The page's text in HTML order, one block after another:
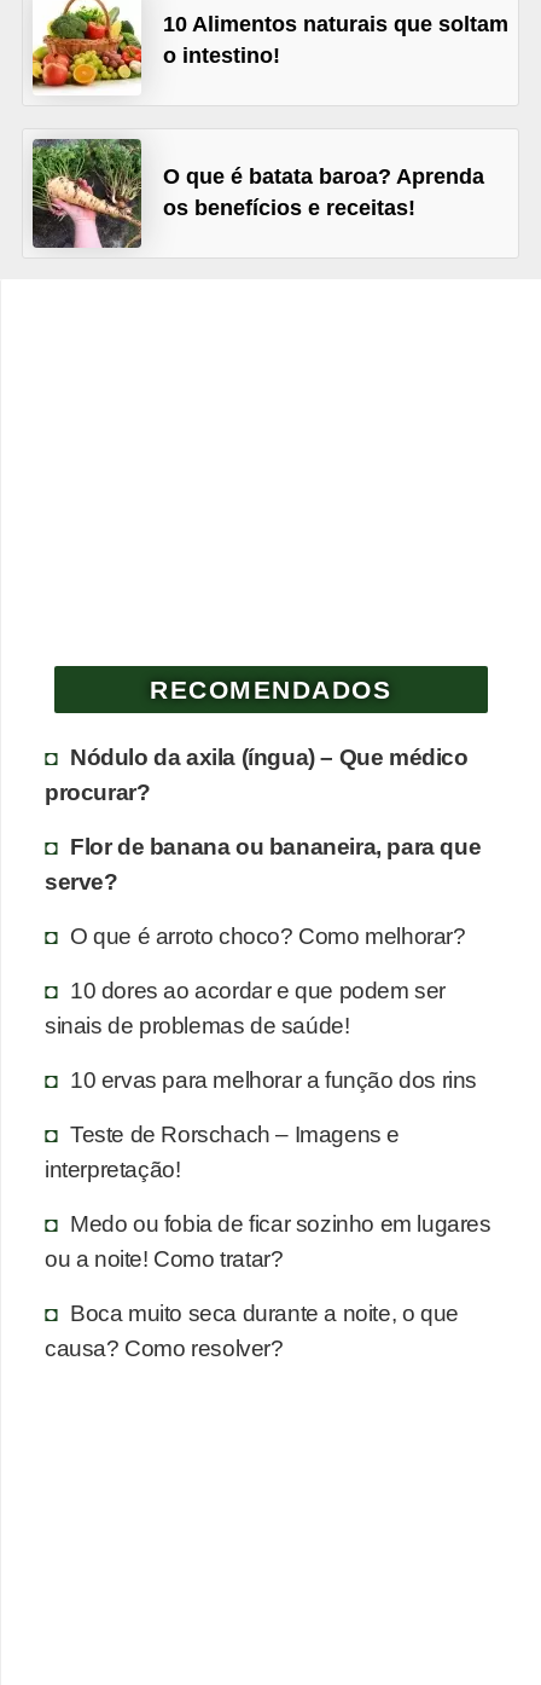
10 Alimentos naturais que soltam
o intestino!
O que é batata baroa? Aprenda
os benefícios e receitas!
RECOMENDADOS
Nódulo da axila (íngua) – Que médico
procurar?
Flor de banana ou bananeira, para que
serve?
O que é arroto choco? Como melhorar?
10 dores ao acordar e que podem ser
sinais de problemas de saúde!
10 ervas para melhorar a função dos rins
Teste de Rorschach – Imagens e
interpretação!
Medo ou fobia de ficar sozinho em lugares
ou a noite! Como tratar?
Boca muito seca durante a noite, o que
causa? Como resolver?
á
v
l
P
l
P
a
n
a
s
m
d
i
c
n
a
i
s
S
a